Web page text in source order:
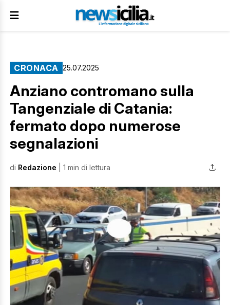
CRONACA 25.07.2025
Anziano contromano sulla
Tangenziale di Catania:
fermato dopo numerose
segnalazioni
di Redazione | 1 min di lettura